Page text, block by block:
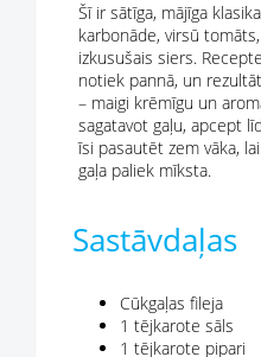
Šī ir sātīga, mājīga
karbonāde, virsū
izkusušais siers.
notiek pannā, un
– maigi krēmīgu un
sagatavot gaļu, apcept
īsi pasautēt zem vāka,
gaļa paliek mīksta.
Sastāvdaļas
Cūkgaļas fileja
1 tējkarote sāls
1 tējkarote pipari